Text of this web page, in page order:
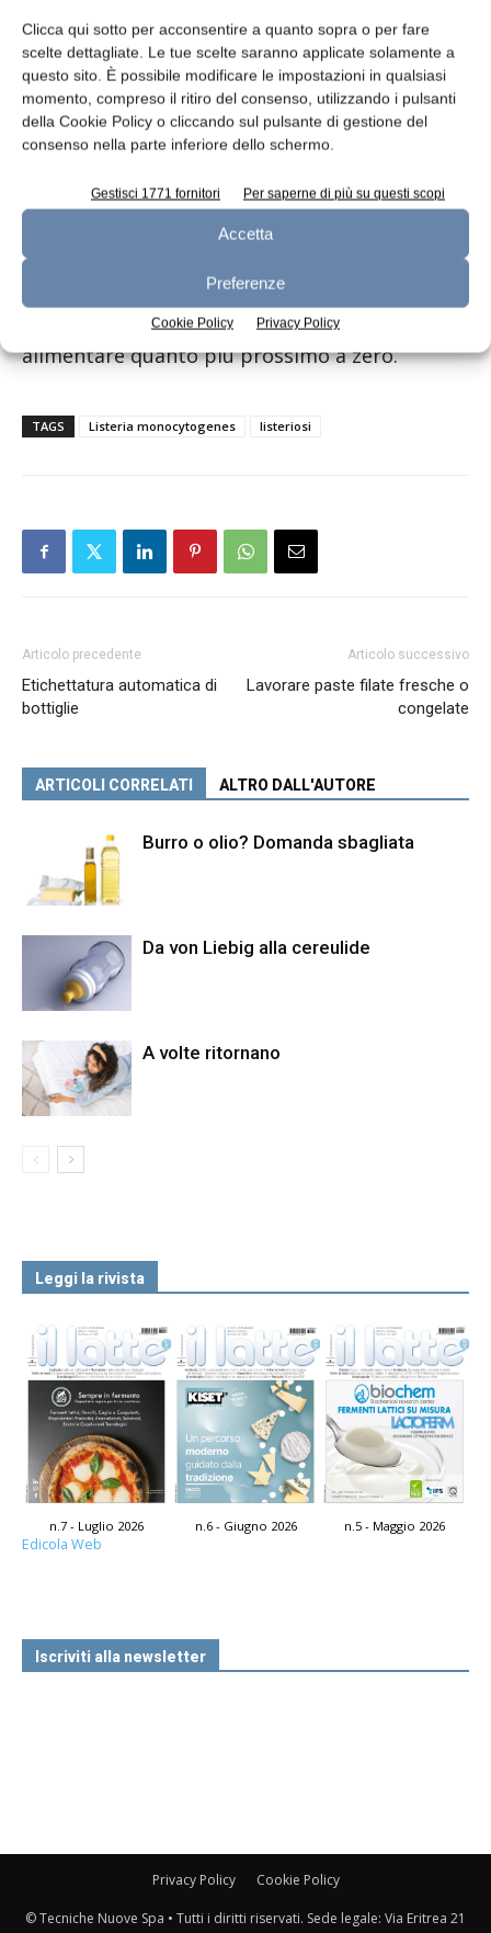
Clicca qui sotto per acconsentire a quanto sopra o per fare
scelte dettagliate. Le tue scelte saranno applicate solamente a
questo sito. È possibile modificare le impostazioni in qualsiasi
momento, compreso il ritiro del consenso, utilizzando i pulsanti
della Cookie Policy o cliccando sul pulsante di gestione del
consenso nella parte inferiore dello schermo.
Gestisci 1771 fornitori Per saperne di più su questi scopi
Accetta
Preferenze
Cookie Policy Privacy Policy
daL. monocytogenes, sia il primo fattore di
rischio alimentare per latte e formaggi, più dei
residui e dei contaminanti.
Nel complesso, la relazione di Ecdc e Efsa
conferma che la riduzione del rischio di
contaminazione daL. monocytogenesdeve
rimanere un obiettivo strategico nelle
politiche di sanità pubblica. E che la lotta alle
zoonosi veicolate da alimenti richiede ulteriori
e costanti sforzi per ridurre il rischio
alimentare quanto più prossimo a zero.
TAGS Listeria monocytogenes listeriosi
Articolo precedente
Etichettatura automatica di
bottiglie
Articolo successivo
Lavorare paste filate fresche o
congelate
ARTICOLI CORRELATI ALTRO DALL'AUTORE
Burro o olio? Domanda sbagliata
Da von Liebig alla cereulide
A volte ritornano
Leggi la rivista
n.7 - Luglio 2026 n.6 - Giugno 2026 n.5 - Maggio 2026
Edicola Web
Iscriviti alla newsletter
Privacy Policy Cookie Policy
© Tecniche Nuove Spa • Tutti i diritti riservati. Sede legale: Via Eritrea 21